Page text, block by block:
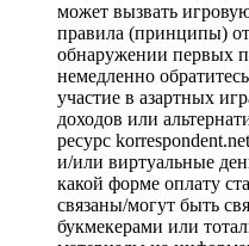
может вызвать
правила (принципы)
обнаружении первых
немедленно
участие в азартных
доходов или
ресурс
и/или виртуальные
какой форме оплату
связаны/могут быть
букмекерами или